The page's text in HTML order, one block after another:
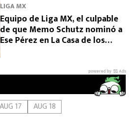
LIGA MX
Equipo de Liga MX, el culpable
de que Memo Schutz nominó a
Ese Pérez en La Casa de los